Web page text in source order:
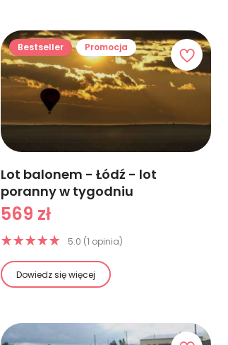
Bestseller Promocja
Lot balonem - Łódź - lot
poranny w tygodniu
569 zł
5.0 (1 opinia)
Dowiedz się więcej